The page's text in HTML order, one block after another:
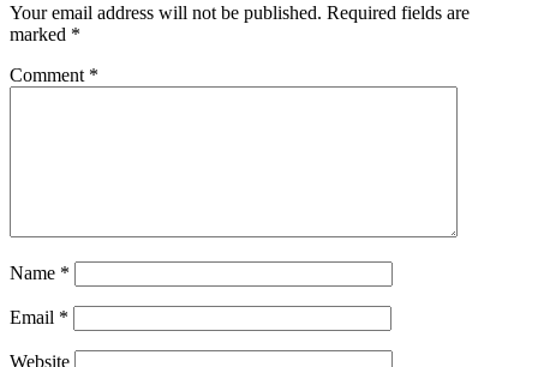
Your email address will not be published. Required fields are
marked *
Comment *
Name *
Email *
Website